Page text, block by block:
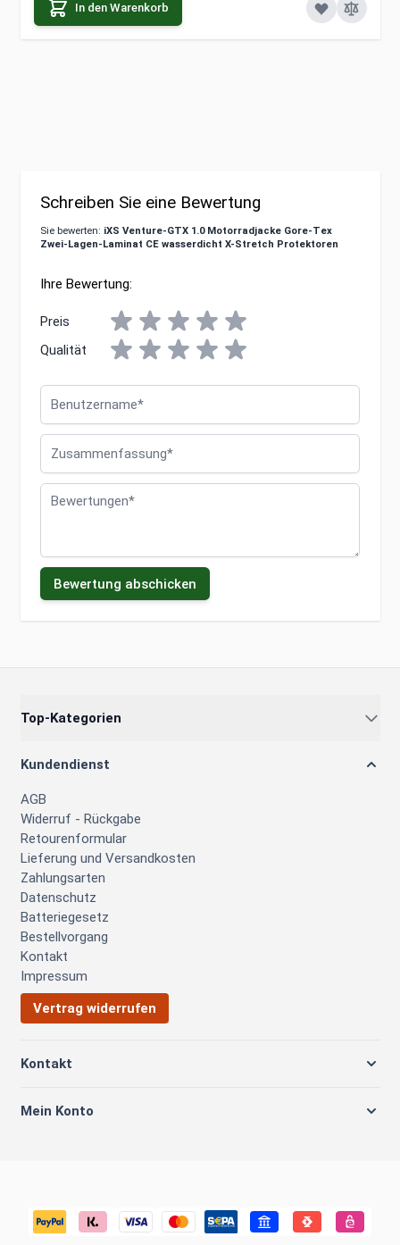
In den Warenkorb
Schreiben Sie eine Bewertung
Sie bewerten: iXS Venture-GTX 1.0 Motorradjacke Gore-Tex
Zwei-Lagen-Laminat CE wasserdicht X-Stretch Protektoren
Ihre Bewertung:
Preis
Qualität
Bewertungen
Bewertung abschicken
Top-Kategorien
Kundendienst
AGB
Widerruf - Rückgabe
Retourenformular
Lieferung und Versandkosten
Zahlungsarten
Datenschutz
Batteriegesetz
Bestellvorgang
Kontakt
Impressum
Vertrag widerrufen
Kontakt
Mein Konto